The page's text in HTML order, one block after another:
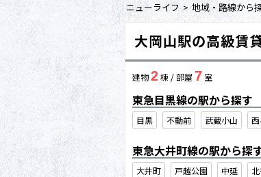
ニューライフ 地域・路線から
大岡山駅の高級賃
建物2棟 / 部屋 7 室
東急目黒線の駅から探す
目黒 不動前 武蔵小山
東急大井町線の駅から探
大井町 戸越公園 中延